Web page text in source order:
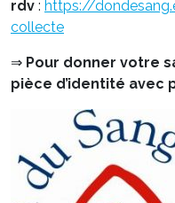
rdv : https://
collecte
⇒ Pour donner votre
pièce d’identité avec